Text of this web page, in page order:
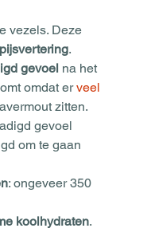
vezels. Deze
.
gevoel na het
omdat er veel
zitten.
gevoel
om te gaan
: ongeveer 350
koolhydraten.